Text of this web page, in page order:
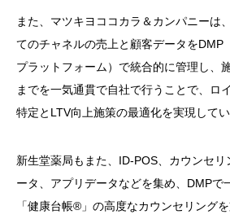
また、マツキヨココカラ＆カンパニーは
てのチャネルの売上と顧客データをDMP
プラットフォーム）で統合的に管理し、
までを一気通貫で自社で行うことで、ロ
特定とLTV向上施策の最適化を実現して
新生堂薬局もまた、ID-POS、カウンセ
ータ、アプリデータなどを集め、DMPで
「健康台帳®」の高度なカウンセリング